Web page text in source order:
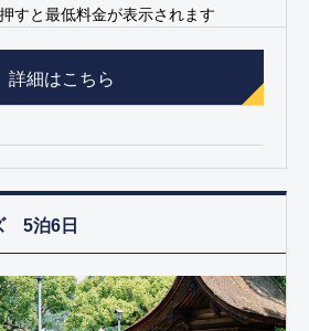
すと最低料金が表示されます
詳細はこちら
5泊6日